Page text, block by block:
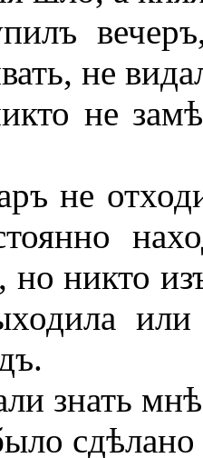
не
не
не
но никто
или
знать
сдѣлано